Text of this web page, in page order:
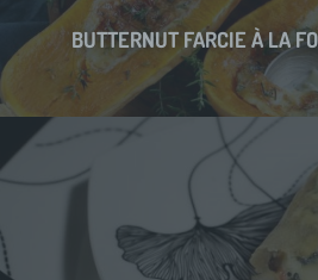
BUTTERNUT FARCIE À LA